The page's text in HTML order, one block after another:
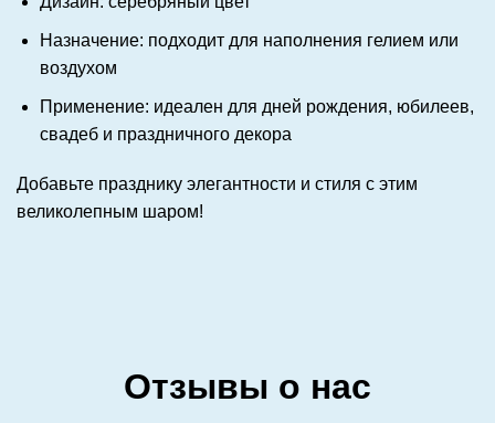
Назначение: подходит для наполнения гелием или
воздухом
Применение: идеален для дней рождения, юбилеев,
свадеб и праздничного декора
Добавьте празднику элегантности и стиля с этим
великолепным шаром!
Отзывы о нас